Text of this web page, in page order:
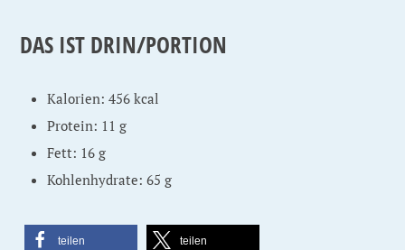
DAS IST DRIN/PORTION
Kalorien: 456 kcal
Protein: 11 g
Fett: 16 g
Kohlenhydrate: 65 g
teilen teilen